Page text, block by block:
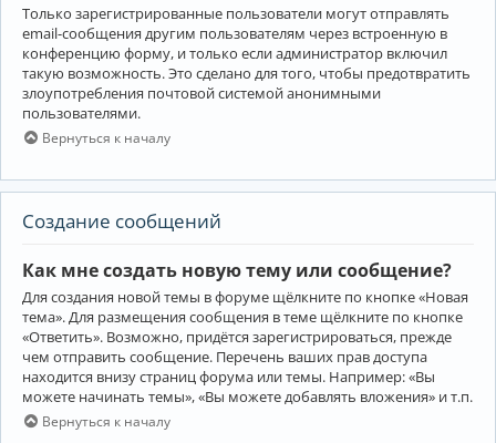
Только зарегистрированные пользователи могут отправлять
email-сообщения другим пользователям через встроенную в
конференцию форму, и только если администратор включил
такую возможность. Это сделано для того, чтобы предотвратить
злоупотребления почтовой системой анонимными
пользователями.
Вернуться к началу
Создание сообщений
Как мне создать новую тему или сообщение?
Для создания новой темы в форуме щёлкните по кнопке «Новая
тема». Для размещения сообщения в теме щёлкните по кнопке
«Ответить». Возможно, придётся зарегистрироваться, прежде
чем отправить сообщение. Перечень ваших прав доступа
находится внизу страниц форума или темы. Например: «Вы
можете начинать темы», «Вы можете добавлять вложения» и т.п.
Вернуться к началу